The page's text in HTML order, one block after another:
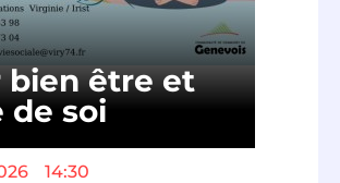
bien être et
de soi
14:30